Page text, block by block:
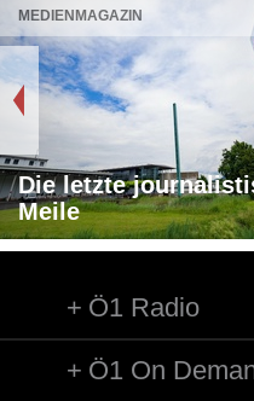
MEDIENMAGAZIN
Die letzte
Meile
Ö1 Radio
Ö1 On